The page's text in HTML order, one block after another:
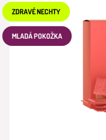
ZDRAVÉ NECHTY
MLADÁ POKOŽKA